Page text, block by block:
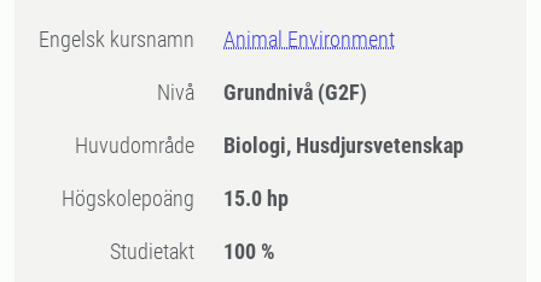
Engelsk kursnamn Animal Environment
Nivå Grundnivå (G2F)
Huvudområde Biologi, Husdjursvetenskap
högskolepoäng 15.0 hp
Studietakt 100 %